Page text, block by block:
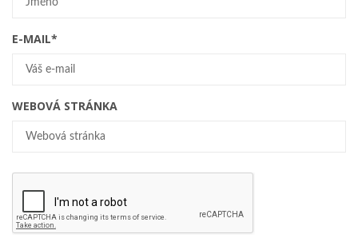
E-MAIL*
WEBOVÁ STRÁNKA